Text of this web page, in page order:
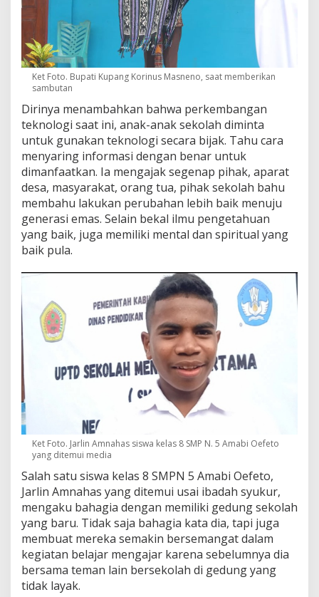
Ket Foto. Bupati Kupang Korinus Masneno, saat memberikan
sambutan
Dirinya menambahkan bahwa perkembangan
teknologi saat ini, anak-anak sekolah diminta
untuk gunakan teknologi secara bijak. Tahu cara
menyaring informasi dengan benar untuk
dimanfaatkan. Ia mengajak segenap pihak, aparat
desa, masyarakat, orang tua, pihak sekolah bahu
membahu lakukan perubahan lebih baik menuju
generasi emas. Selain bekal ilmu pengetahuan
yang baik, juga memiliki mental dan spiritual yang
baik pula.
Ket Foto. Jarlin Amnahas siswa kelas 8 SMP N. 5 Amabi Oefeto
yang ditemui media
Salah satu siswa kelas 8 SMPN 5 Amabi Oefeto,
Jarlin Amnahas yang ditemui usai ibadah syukur,
mengaku bahagia dengan memiliki gedung sekolah
yang baru. Tidak saja bahagia kata dia, tapi juga
membuat mereka semakin bersemangat dalam
kegiatan belajar mengajar karena sebelumnya dia
bersama teman lain bersekolah di gedung yang
tidak layak.